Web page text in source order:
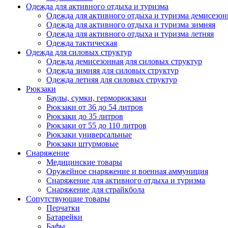
Одежда для активного отдыха и туризма
Одежда для активного отдыха и туризма
Одежда для активного отдыха и туризма зимняя
Одежда для активного отдыха и туризма летняя
Одежда тактическая
Одежда для силовых структур
Одежда демисезонная для силовых структур
Одежда зимняя для силовых структур
Одежда летняя для силовых структур
Рюкзаки
Баулы, сумки, герморюкзаки
Рюкзаки от 36 до 54 литров
Рюкзаки до 35 литров
Рюкзаки от 55 до 110 литров
Рюкзаки универсальные
Рюкзаки штурмовые
Снаряжение
Медицинские товары
Оружейное снаряжение и военная аммуниция
Снаряжение для активного отдыха и туризма
Снаряжение для страйкбола
Сопутствующие товары
Перчатки
Батарейки
Бафы